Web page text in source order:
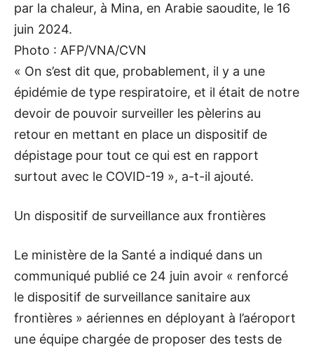
par la chaleur, à Mina, en Arabie saoudite, le 16
juin 2024.
Photo : AFP/VNA/CVN
« On s’est dit que, probablement, il y a une
épidémie de type respiratoire, et il était de notre
devoir de pouvoir surveiller les pèlerins au
retour en mettant en place un dispositif de
dépistage pour tout ce qui est en rapport
surtout avec le COVID-19 », a-t-il ajouté.
Un dispositif de surveillance aux frontières
Le ministère de la Santé a indiqué dans un
communiqué publié ce 24 juin avoir « renforcé
le dispositif de surveillance sanitaire aux
frontières » aériennes en déployant à l’aéroport
une équipe chargée de proposer des tests de